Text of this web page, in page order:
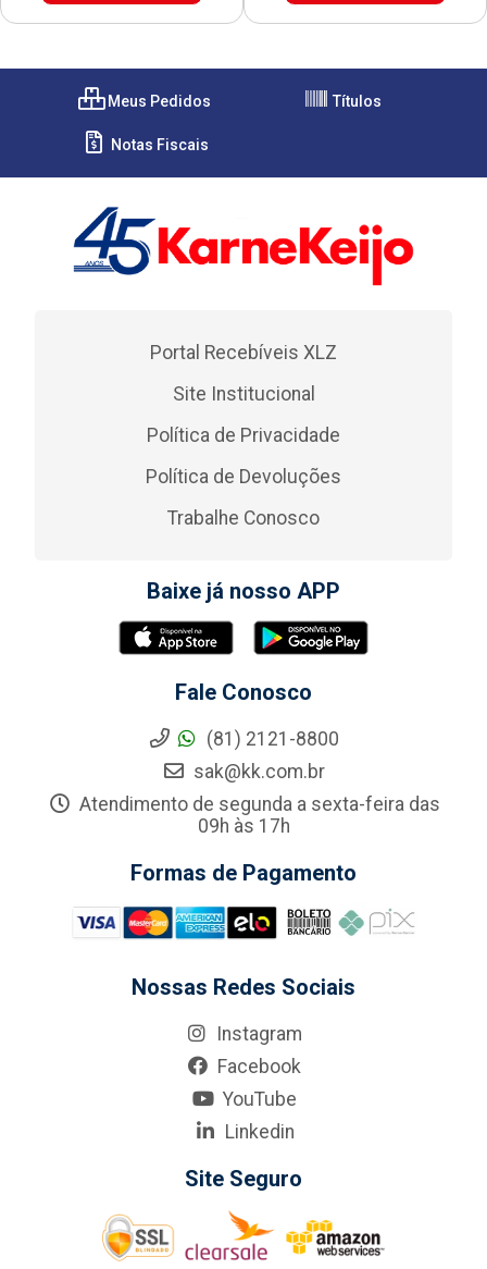
Meus Pedidos Títulos
Notas Fiscais
Portal Recebíveis XLZ
Site Institucional
Política de Privacidade
Política de Devoluções
Trabalhe Conosco
Baixe já nosso APP
Fale Conosco
(81) 2121-8800
sak@kk.com.br
Atendimento de segunda a sexta-feira das
09h às 17h
Formas de Pagamento
Nossas Redes Sociais
Instagram
Facebook
YouTube
Linkedin
Site Seguro